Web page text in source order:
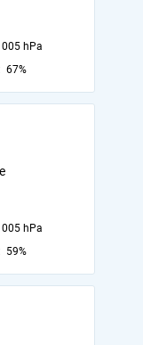
hPa
67%
hPa
59%